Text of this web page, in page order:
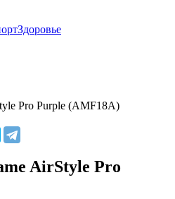
Здоровье
Pro Purple (AMF18A)
AirStyle Pro